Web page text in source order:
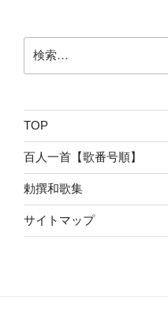
索:
TOP
百人一首【歌番号順】
勅撰和歌集
サイトマップ